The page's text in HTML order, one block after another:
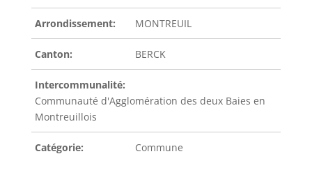
Arrondissement: MONTREUIL
Canton: BERCK
Intercommunalité:
Communauté d'Agglomération des deux Baies en
Montreuillois
Catégorie: Commune